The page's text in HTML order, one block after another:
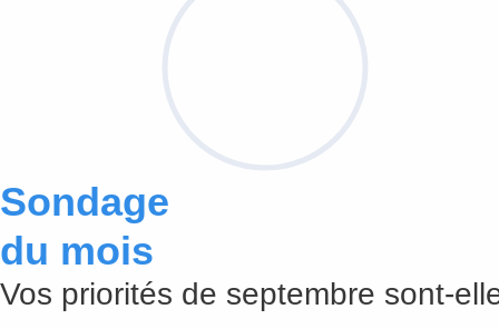
Sondage
du mois
Vos priorités de septembre sont-